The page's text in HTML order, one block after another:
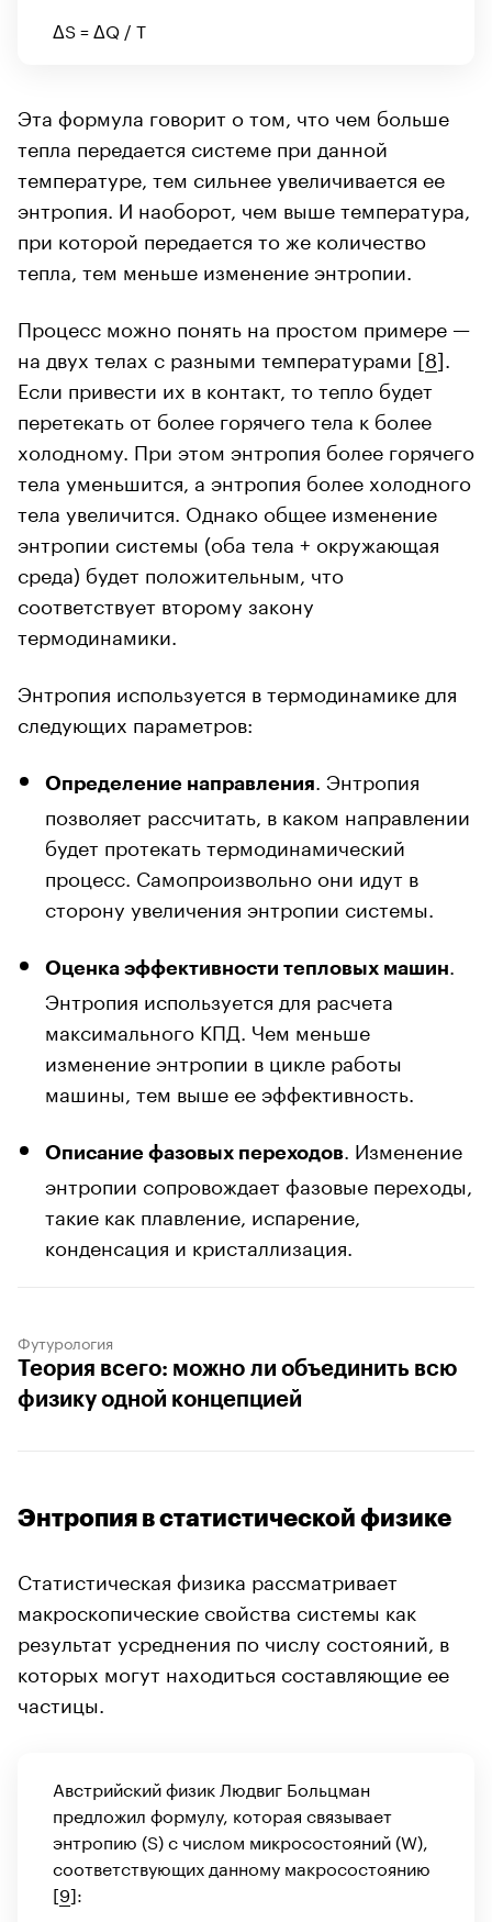
ΔS = ΔQ / T
Эта формула говорит о том, что чем больше
тепла передается системе при данной
температуре, тем сильнее увеличивается ее
энтропия. И наоборот, чем выше температура,
при которой передается то же количество
тепла, тем меньше изменение энтропии.
Процесс можно понять на простом примере —
на двух телах с разными температурами [8].
Если привести их в контакт, то тепло будет
перетекать от более горячего тела к более
холодному. При этом энтропия более горячего
тела уменьшится, а энтропия более холодного
тела увеличится. Однако общее изменение
энтропии системы (оба тела + окружающая
среда) будет положительным, что
соответствует второму закону
термодинамики.
Энтропия используется в термодинамике для
следующих параметров:
Определение направления
. Энтропия
позволяет рассчитать, в каком направлении
будет протекать термодинамический
процесс. Самопроизвольно они идут в
сторону увеличения энтропии системы.
Оценка эффективности тепловых машин
Энтропия используется для расчета
максимального КПД. Чем меньше
изменение энтропии в цикле работы
машины, тем выше ее эффективность.
Описание фазовых переходов
. Изменение
энтропии сопровождает фазовые переходы,
такие как плавление, испарение,
конденсация и кристаллизация.
Футурология
Теория всего: можно ли объединить всю
физику одной концепцией
Энтропия в статистической физике
Статистическая физика рассматривает
макроскопические свойства системы как
результат усреднения по числу состояний, в
которых могут находиться составляющие ее
частицы.
Австрийский физик Людвиг Больцман
предложил формулу, которая связывает
энтропию (S) с числом микросостояний (W),
соответствующих данному макросостоянию
[9]: